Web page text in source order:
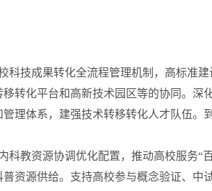
技成果转化全流程管理机制，高标准
转化平台和高新技术园区等的协同。
理体系，建强技术转移转化人才队伍。
教资源协调优化配置，推动高校服务“
资源供给。支持高校参与概念验证、